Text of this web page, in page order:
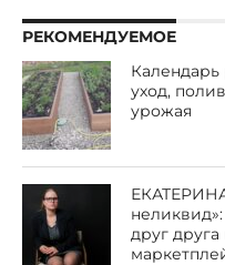
РЕКОМЕНДУЕМОЕ
Календарь
уход,
урожая
друг